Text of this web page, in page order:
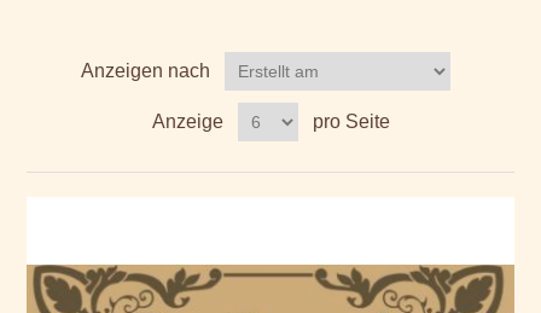
Anzeigen nach
Anzeige pro Seite